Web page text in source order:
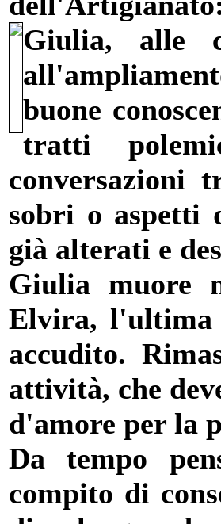
Giulia, alle
buone
tratti
conversazioni
sobri o aspetti
già alterati e
Giulia muore
Elvira, l'ultima
accudito.
attività, che
d'amore per la
Da tempo
compito di